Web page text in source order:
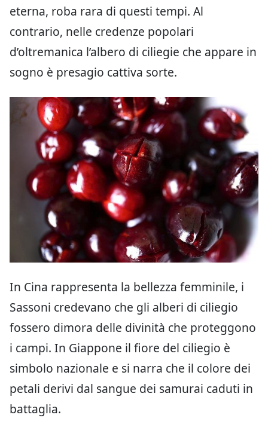
eterna, roba rara di questi tempi. Al
contrario, nelle credenze popolari
d’oltremanica l’albero di ciliegie che appare in
sogno è presagio cattiva sorte.
In Cina rappresenta la bellezza femminile, i
Sassoni credevano che gli alberi di ciliegio
fossero dimora delle divinità che proteggono
i campi. In Giappone il fiore del ciliegio è
simbolo nazionale e si narra che il colore dei
petali derivi dal sangue dei samurai caduti in
battaglia.